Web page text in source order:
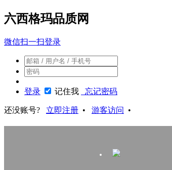
六西格玛品质网
微信扫一扫登录
登录 记住我 忘记密码
还没账号? 立即注册 • 游客访问 •